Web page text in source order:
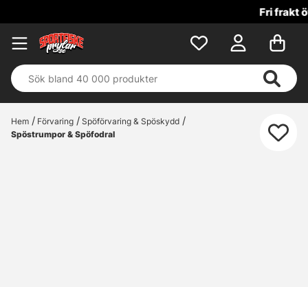
Fri frakt över 699 kr!
Hem Förvaring
Spöförvaring & Spöskydd
Spöstrumpor & Spöfodral